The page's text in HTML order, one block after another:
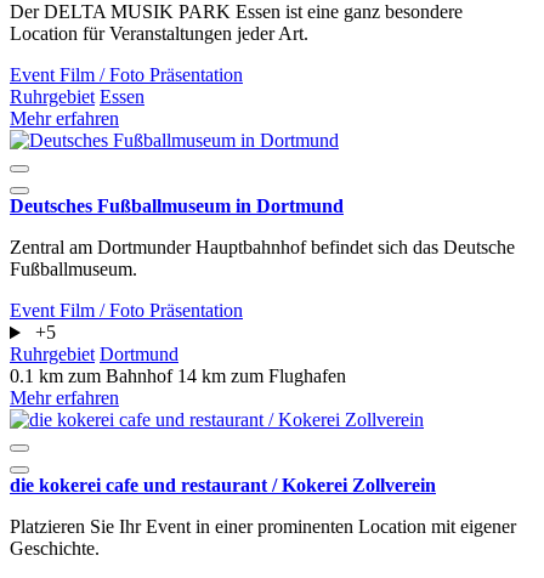
Der DELTA MUSIK PARK Essen ist eine ganz besondere
Location für Veranstaltungen jeder Art.
Event Film / Foto Präsentation
Ruhrgebiet Essen
Mehr erfahren
Deutsches Fußballmuseum in Dortmund
Zentral am Dortmunder Hauptbahnhof befindet sich das Deutsche
Fußballmuseum.
Event Film / Foto Präsentation
+5
Ruhrgebiet Dortmund
0.1 km zum Bahnhof 14 km zum Flughafen
Mehr erfahren
die kokerei cafe und restaurant / Kokerei Zollverein
Platzieren Sie Ihr Event in einer prominenten Location mit eigener
Geschichte.